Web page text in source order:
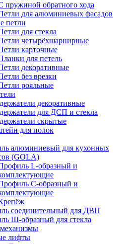
пружиной обратного хода
для алюминиевых фасадов
петли
для стекла
четырёхшарнирные
карточные
для петель
декоративные
без врезки
рояльные
декоративные
для ДСП и стекла
скрытые
для полок
алюминиевый для кухонных
(GOLA)
L-образный и
C-образный и
соединительный для ДВП
Ш-образный для стекла
лифты